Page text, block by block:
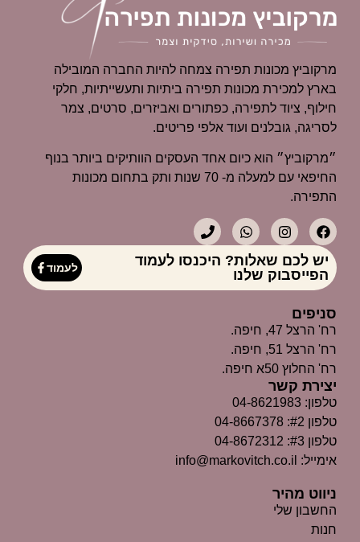
מרקוביץ מכונות תפירה צמחה להיות החברה המובילה
בארץ למכירת מכונות תפירה ביתיות ותעשייתיות, חלקי
חילוף, ציוד לתפירה, כפתורים ואביזרים, סרטים, צמר
לסריגה, גובלנים ועוד אלפי פריטים.
״מרקוביץ״ הוא כיום אחד העסקים הוותיקים ביותר בנוף
החיפאי עם למעלה מ- 70 שנות ותק בתחום מכונות
התפירה.
יש לכם שאלות? היכנסו לעמוד
הפייסבוק שלנו
לעמוד
ניווט מהיר
החשבון שלי
חנות
סניפים
רח' הרצל 47, חיפה.
רח' הרצל 51, חיפה.
רח' החלוץ 50א חיפה.
יצירת קשר
טלפון: 04-8621983
טלפון #2: 04-8667378
טלפון #3: 04-8672312
אימייל: info@markovitch.co.il